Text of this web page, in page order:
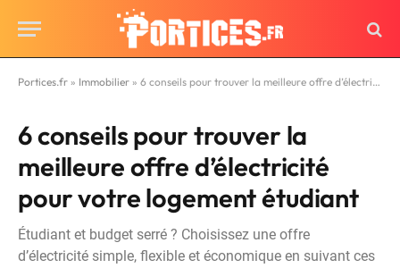
Portices.fr » Immobilier » 6 conseils pour trouver la meilleure offre d’électricité pour votre logement étudiant
6 conseils pour trouver la
meilleure offre d’électricité
pour votre logement étudiant
Étudiant et budget serré ? Choisissez une offre
d’électricité simple, flexible et économique en suivant ces